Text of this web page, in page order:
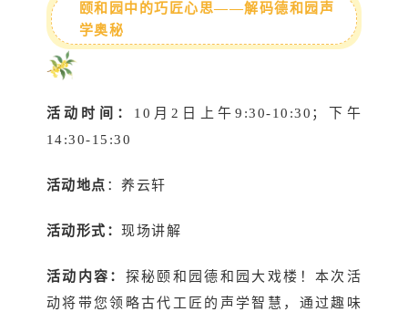
颐和园中的巧匠心思——解码德和园声
学奥秘
活动时间： 10月2日上午9:30-10:30；下午
14:30-15:30
活动地点 ：养云轩
活动形式：现场讲解
活动内容： 探秘颐和园德和园大戏楼！本次活
动将带您领略古代工匠的声学智慧，通过趣味